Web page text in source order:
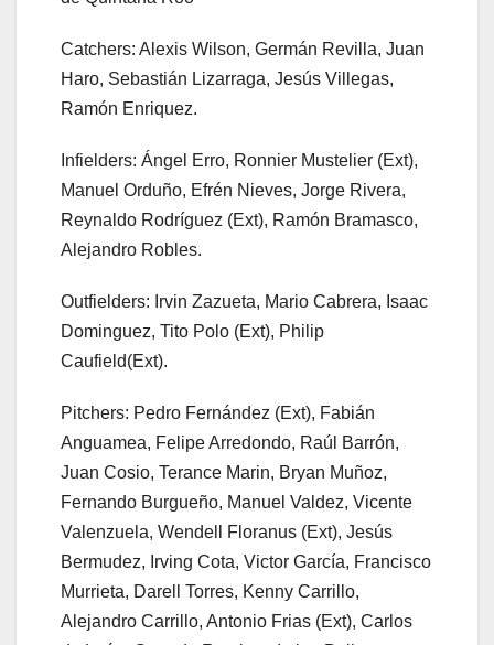
Catchers: Alexis Wilson, Germán Revilla, Juan
Haro, Sebastián Lizarraga, Jesús Villegas,
Ramón Enriquez.
Infielders: Ángel Erro, Ronnier Mustelier (Ext),
Manuel Orduño, Efrén Nieves, Jorge Rivera,
Reynaldo Rodríguez (Ext), Ramón Bramasco,
Alejandro Robles.
Outfielders: Irvin Zazueta, Mario Cabrera, Isaac
Dominguez, Tito Polo (Ext), Philip
Caufield(Ext).
Pitchers: Pedro Fernández (Ext), Fabián
Anguamea, Felipe Arredondo, Raúl Barrón,
Juan Cosio, Terance Marin, Bryan Muñoz,
Fernando Burgueño, Manuel Valdez, Vicente
Valenzuela, Wendell Floranus (Ext), Jesús
Bermudez, Irving Cota, Victor García, Francisco
Murrieta, Darell Torres, Kenny Carrillo,
Alejandro Carrillo, Antonio Frias (Ext), Carlos